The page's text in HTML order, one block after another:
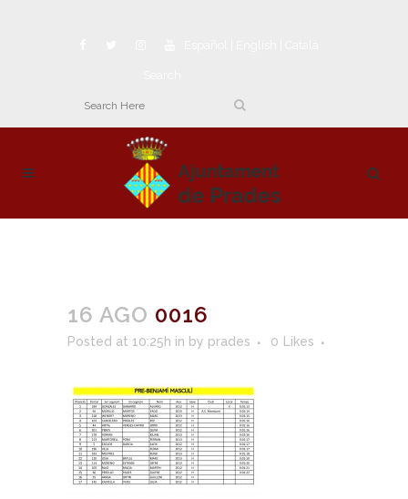
16 AGO 0016
Posted at 10:25h in by prades 0 Likes